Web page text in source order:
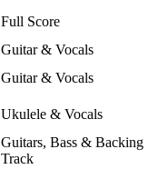
Full Score
Guitar & Vocals
Guitar & Vocals
Ukulele & Vocals
Guitars, Bass & Backing
Track